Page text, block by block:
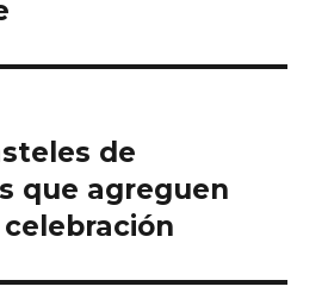
de
que agreguen